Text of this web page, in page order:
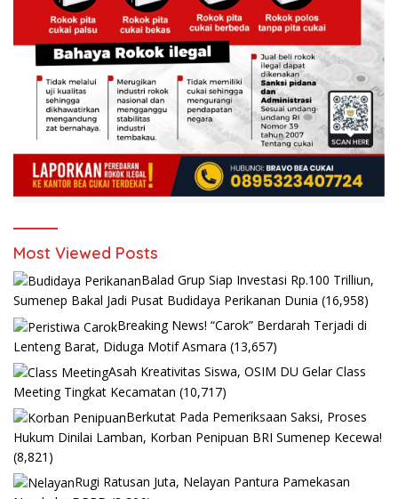
Most Viewed Posts
Balad Grup Siap Investasi Rp.100 Trilliun,
Sumenep Bakal Jadi Pusat Budidaya Perikanan Dunia (16,958)
Breaking News! “Carok” Berdarah Terjadi di
Lenteng Barat, Diduga Motif Asmara (13,657)
Asah Kreativitas Siswa, OSIM DU Gelar Class
Meeting Tingkat Kecamatan (10,717)
Berkutat Pada Pemeriksaan Saksi, Proses
Hukum Dinilai Lamban, Korban Penipuan BRI Sumenep Kecewa!
(8,821)
Rugi Ratusan Juta, Nelayan Pantura Pamekasan